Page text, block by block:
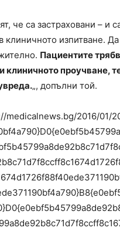
че са застраховани –
клиничното изпитване.
Пациентите
клиничното проучване,
„, допълни той.
medicalnews.bg/2016/01/